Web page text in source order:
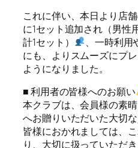
これに伴い、本日より店
に1セット追加され（男性
計1セット）
、一時利用
にも、よりスムーズにプ
ようになりました。
■ 利用者の皆様へのお願い
本クラブは、会員様の素
へお贈りいただいた大切
皆様におかれましては、
り、大切に扱っていただ